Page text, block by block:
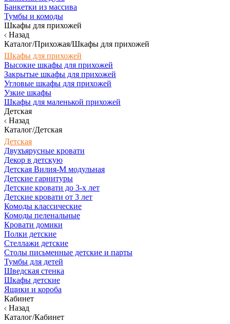
Банкетки из массива
Тумбы и комоды
Шкафы для прихожей
Назад
Каталог/Прихожая/Шкафы для прихожей
Шкафы для прихожей
Высокие шкафы для прихожей
Закрытые шкафы для прихожей
Угловые шкафы для прихожей
Узкие шкафы
Шкафы для маленькой прихожей
Детская
Назад
Каталог/Детская
Детская
Двухъярусные кровати
Декор в детскую
Детская Вилия-М модульная
Детские гарнитуры
Детские кровати до 3-х лет
Детские кровати от 3 лет
Комоды классические
Комоды пеленальные
Кровати домики
Полки детские
Стеллажи детские
Столы письменные детские и парты
Тумбы для детей
Шведская стенка
Шкафы детские
Ящики и короба
Кабинет
Назад
Каталог/Кабинет